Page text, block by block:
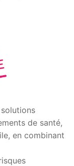
de santé,
en combinant